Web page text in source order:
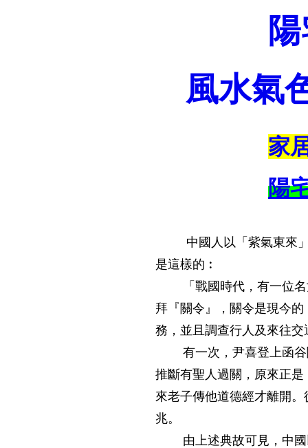
陽
風水氣
家
陽
中國人以「紫氣東來」
是這樣的︰
「戰國時代，有一位名
拜『關令』，關令是現今
務，並且調查行人及來往交
有一次，尹喜登上函谷
推斷有聖人過關，原來正
來老子傳他道德經才離開
兆。
由上述典故可見，中國